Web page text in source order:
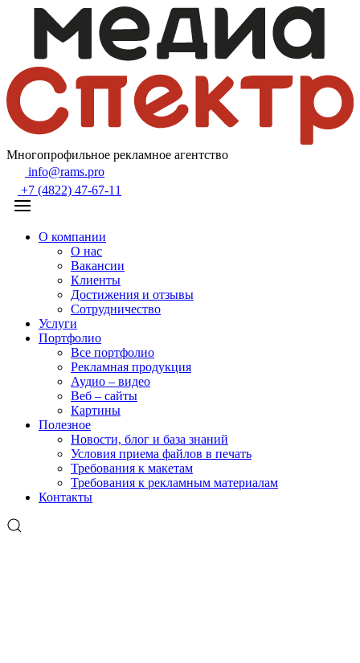
Многопрофильное рекламное агентство
info@rams.pro
+7 (4822) 47-67-11
О компании
О нас
Вакансии
Клиенты
Достижения и отзывы
Сотрудничество
Услуги
Портфолио
Все портфолио
Рекламная продукция
Аудио – видео
Веб – сайты
Картины
Полезное
Новости, блог и база знаний
Условия приема файлов в печать
Требования к макетам
Требования к рекламным материалам
Контакты